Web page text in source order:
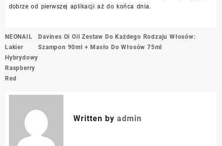
dobrze od pierwszej aplikacji aż do końca dnia.
Nawigacja
wpisu
NEONAIL
Lakier
Hybrydowy
Raspberry
Red
Davines Oi Oil Zestaw Do Każdego Rodzaju Włosów:
Szampon 90ml + Masło Do Włosów 75ml
Written by admin